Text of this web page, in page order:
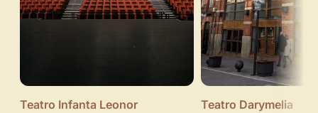
Teatro Infanta Leonor Teatro Darymelia